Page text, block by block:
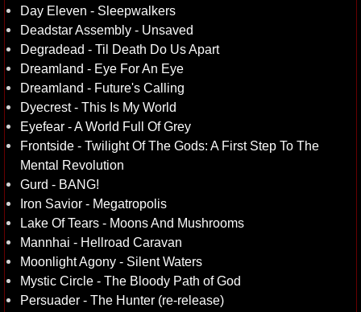
Day Eleven - Sleepwalkers
Deadstar Assembly - Unsaved
Degradead - Til Death Do Us Apart
Dreamland - Eye For An Eye
Dreamland - Future's Calling
Dyecrest - This Is My World
Eyefear - A World Full Of Grey
Frontside - Twilight Of The Gods: A First Step To The
Mental Revolution
Gurd - BANG!
Iron Savior - Megatropolis
Lake Of Tears - Moons And Mushrooms
Mannhai - Hellroad Caravan
Moonlight Agony - Silent Waters
Mystic Circle - The Bloody Path of God
Persuader - The Hunter (re-release)